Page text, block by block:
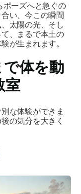
ポーズへと急ぐの
い、今この瞬間
太陽の光、そし
、まるで本土の
が生まれます。
体を動
室
な体験ができま
の気分を大きく